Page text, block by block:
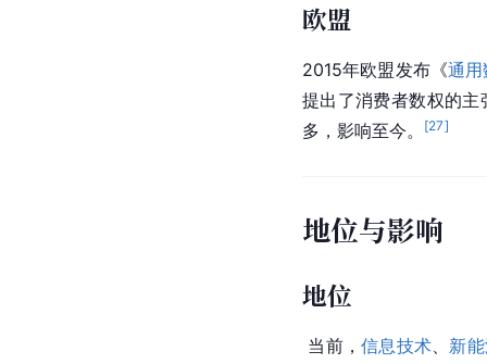
欧盟
2015年欧盟发布《通
提出了消费者数权的
多，影响至今。
[27]
地位与影响
地位
当前，信息技术、 新